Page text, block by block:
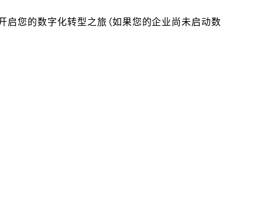
启您的数字化转型之旅（如果您的企业尚未启动数